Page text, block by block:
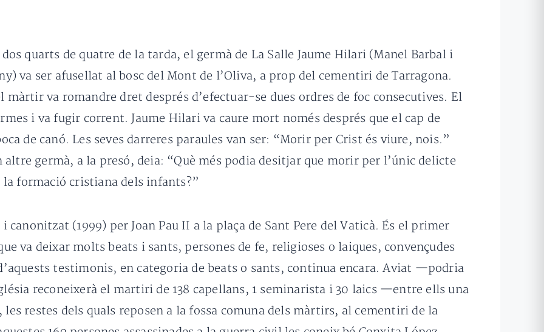
quarts de quatre de la tarda, el germà de La Salle Jaume Hilari (Manel Barbal i
va ser afusellat al bosc del Mont de l’Oliva, a prop del cementiri de Tarragona.
va romandre dret després d’efectuar-se dues ordres de foc consecutives. El
i va fugir corrent. Jaume Hilari va caure mort només després que el cap de
de canó. Les seves darreres paraules van ser: “Morir per Crist és viure, nois.”
altre germà, a la presó, deia: “Què més podia desitjar que morir per l’únic delicte
formació cristiana dels infants?”
(1999) per Joan Pau II a la plaça de Sant Pere del Vaticà. És el primer
va deixar molts beats i sants, persones de fe, religioses o laiques, convençudes
testimonis, en categoria de beats o sants, continua encara. Aviat —podria
reconeixerà el martiri de 138 capellans, 1 seminarista i 30 laics —entre ells una
restes dels quals reposen a la fossa comuna dels màrtirs, al cementiri de la